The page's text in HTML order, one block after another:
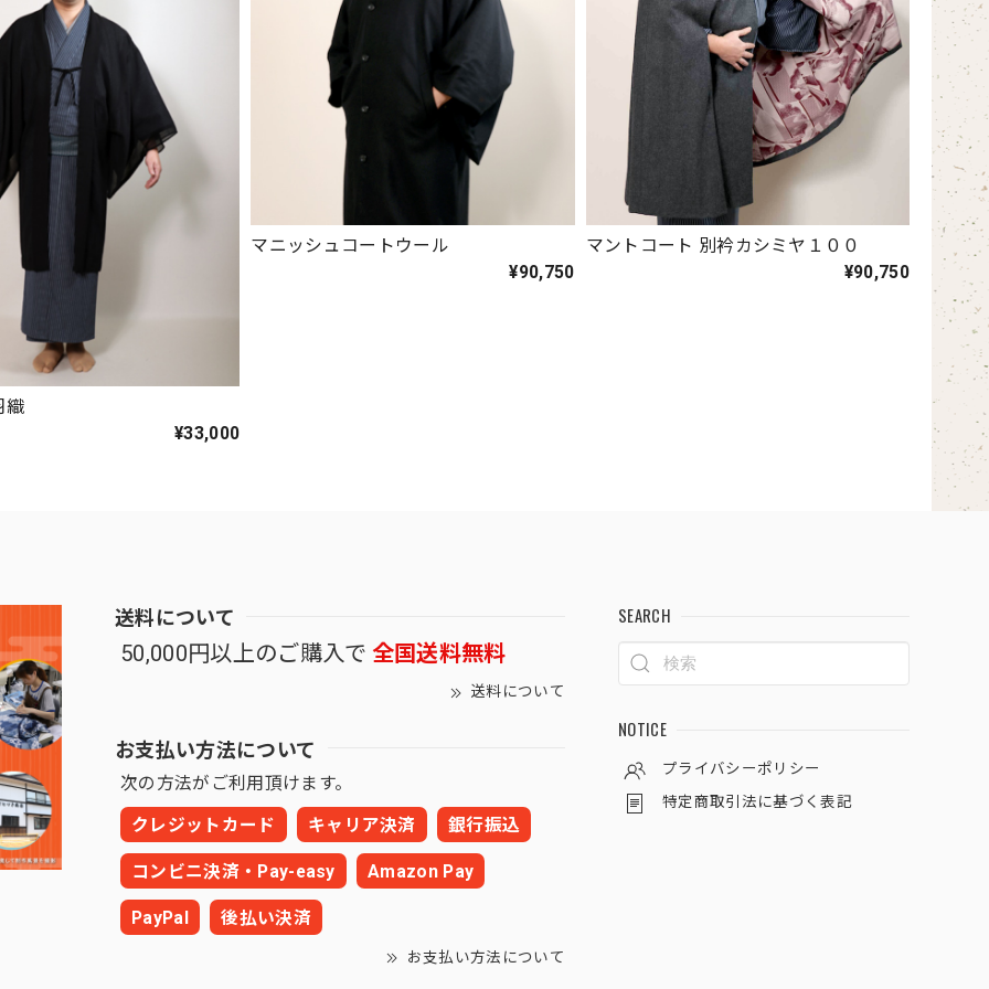
織
¥33,000
マニッシュコートウール
¥90,750
マントコート 別衿カシミヤ１００
¥90,750
送料について
50,000円以上のご購入で 全国送料無料
送料について
お支払い方法について
次の方法がご利用頂けます。
クレジットカード
キャリア決済 銀行振込
コンビニ決済・Pay-easy Amazon Pay
PayPal 後払い決済
お支払い方法について
SEARCH
NOTICE
プライバシーポリシー
特定商取引法に基づく表記